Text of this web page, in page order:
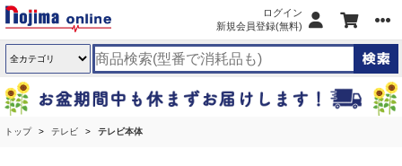
ログイン
新規会員登録(無料)
トップ テレビ テレビ本体